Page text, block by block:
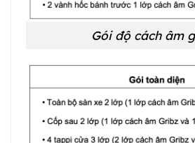
Gói độ cách âm